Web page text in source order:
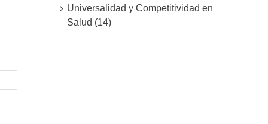
Universalidad y Competitividad en
Salud (14)